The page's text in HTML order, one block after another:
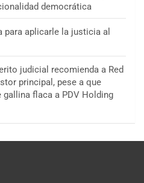
democrática
para aplicarle la justicia al
judicial recomienda a Red
principal, pese a que
flaca a PDV Holding